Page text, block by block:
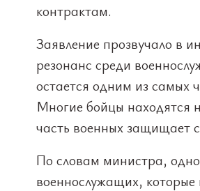
контрактам.
Заявление прозвучало в
резонанс среди
остается одним из самых
Многие бойцы находятся
часть военных защищает
По словам министра,
военнослужащих,